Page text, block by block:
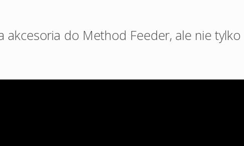
akcesoria do Method Feeder, ale nie tylko